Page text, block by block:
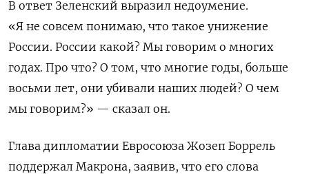
В ответ Зеленский выразил недоумение.
«Я не совсем понимаю, что такое унижение
России. России какой? Мы говорим о многих
годах. Про что? О том, что многие годы, больше
восьми лет, они убивали наших людей? О чем
мы говорим?» — сказал он.
Глава дипломатии Евросоюза Жозеп Боррель
поддержал Макрона, заявив, что его слова